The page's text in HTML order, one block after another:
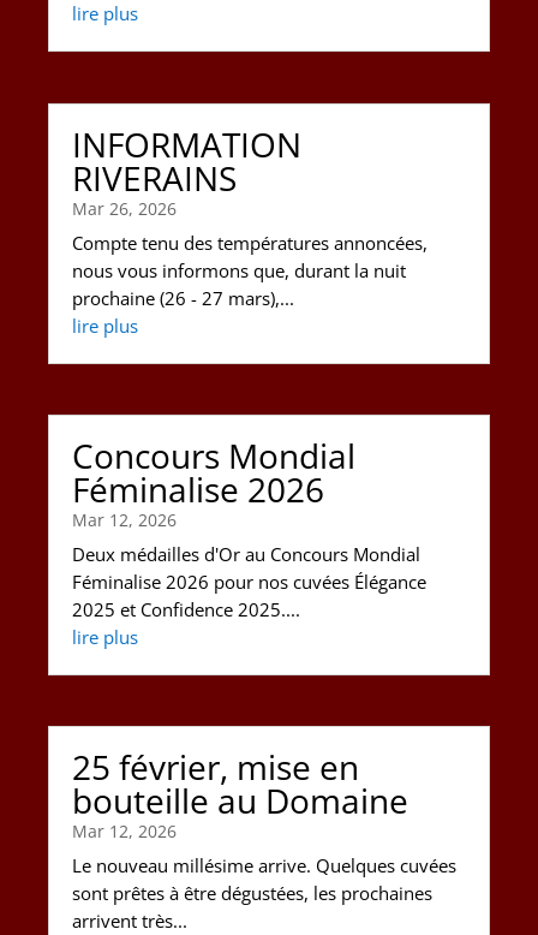
lire plus
INFORMATION
RIVERAINS
Mar 26, 2026
Compte tenu des températures annoncées,
nous vous informons que, durant la nuit
prochaine (26 - 27 mars),...
lire plus
Concours Mondial
Féminalise 2026
Mar 12, 2026
Deux médailles d'Or au Concours Mondial
Féminalise 2026 pour nos cuvées Élégance
2025 et Confidence 2025....
lire plus
25 février, mise en
bouteille au Domaine
Mar 12, 2026
Le nouveau millésime arrive. Quelques cuvées
sont prêtes à être dégustées, les prochaines
arrivent très...